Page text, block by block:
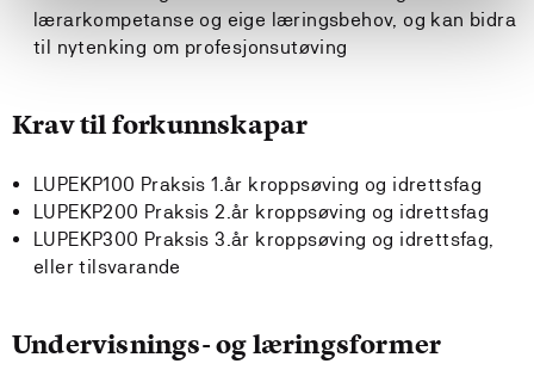
lærarkompetanse og eige læringsbehov, og kan bidra
til nytenking om profesjonsutøving
Krav til forkunnskapar
LUPEKP100 Praksis 1.år kroppsøving og idrettsfag
LUPEKP200 Praksis 2.år kroppsøving og idrettsfag
LUPEKP300 Praksis 3.år kroppsøving og idrettsfag,
eller tilsvarande
Undervisnings- og læringsformer